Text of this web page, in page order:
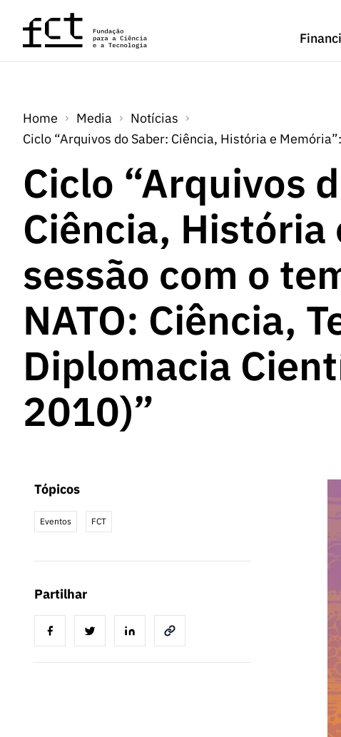
Saltar para o conteúdo principal
Home Media
Notícias
Ciclo “Arquivos do Saber: Ciência, História e
Ciclo “Arquivos
Ciência, História
sessão com o
NATO: Ciência,
Diplomacia
2010)”
Tópicos
Eventos FCT
Partilhar